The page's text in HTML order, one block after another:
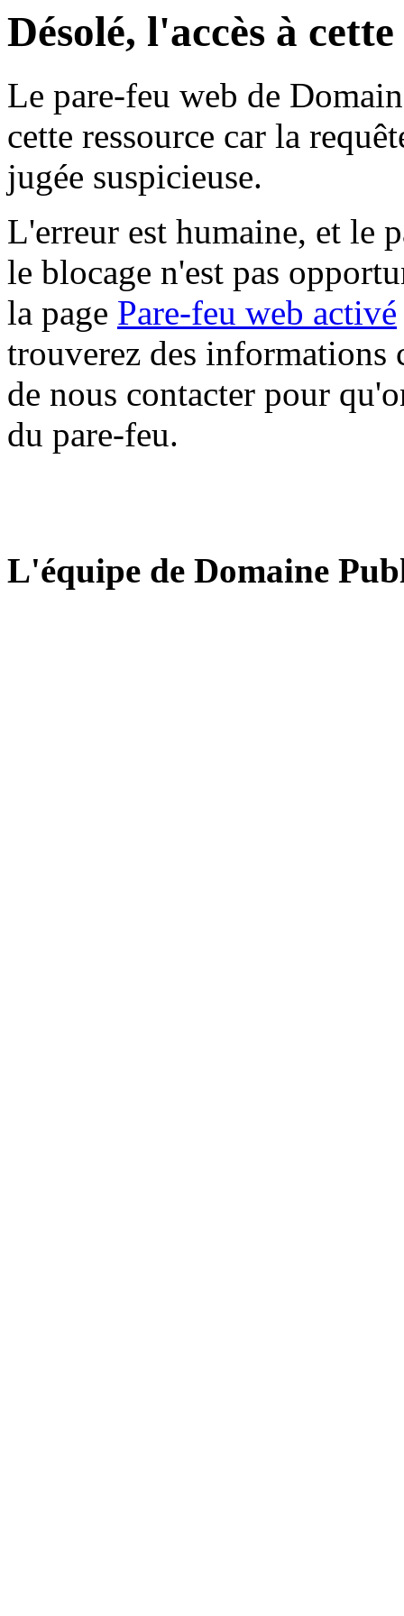
Désolé, l'accès à
Le pare-feu web de
cette ressource car la
jugée suspicieuse.
L'erreur est humaine, et le
le blocage n'est pas
la page Pare-feu web activé
trouverez des informations
de nous contacter pour
du pare-feu.
L'équipe de Domaine